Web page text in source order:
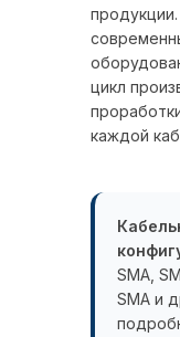
цикл
каждой
SMA,
SMA и